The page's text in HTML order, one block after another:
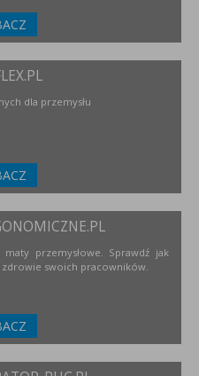
dla przemysłu
przemysłowe. Sprawdź jak
swoich pracowników.